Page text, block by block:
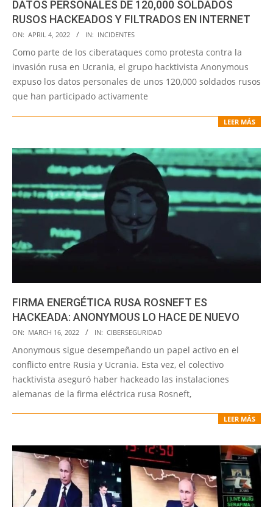
DATOS PERSONALES DE 120,000 SOLDADOS
RUSOS HACKEADOS Y FILTRADOS EN INTERNET
2022-
04-
04
ON: APRIL 4, 2022 IN: INCIDENTES
Como parte de los ciberataques como protesta contra la
invasión rusa en Ucrania, el grupo hacktivista Anonymous
expuso los datos personales de unos 120,000 soldados rusos
que han participado activamente
LEER MÁS
FIRMA ENERGÉTICA RUSA ROSNEFT ES
HACKEADA: ANONYMOUS LO HACE DE NUEVO
2022-
03-
ON: MARCH 16, 2022 IN: CIBERSEGURIDAD
Anonymous sigue desempeñando un papel activo en el
conflicto entre Rusia y Ucrania. Esta vez, el colectivo
hacktivista aseguró haber hackeado las instalaciones
alemanas de la firma eléctrica rusa Rosneft,
LEER MÁS